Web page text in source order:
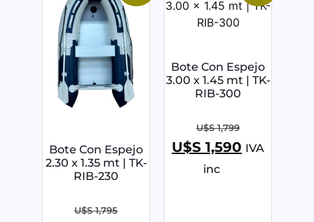
Bote Con Espejo
2.30 x 1.35 mt | TK-
RIB-230
U$S1,795
Bote Con Espejo
3.00 x 1.45 mt | TK-
RIB-300
U$S1,799
U$S 1,590 IVA
inc